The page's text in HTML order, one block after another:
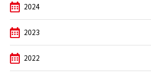
2024
2023
2022